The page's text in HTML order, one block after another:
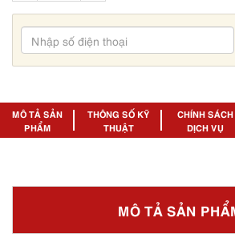
MÔ TẢ SẢN
PHẨM
THÔNG SỐ KỸ
THUẬT
CHÍNH SÁCH
DỊCH VỤ
MÔ TẢ SẢN